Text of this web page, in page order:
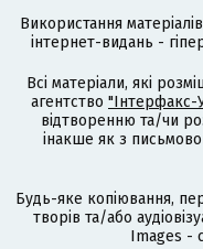
Використання
інтернет-видань -
Всі матеріали, які
агентство "Інтерфакс-
відтворенню та/чи
інакше як з
Будь-яке копіювання,
творів та/або
Images -